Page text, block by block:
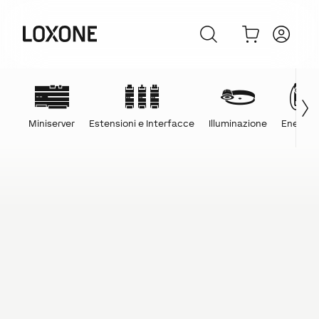
Miniserver Estensioni e Interfacce Illuminazione Energia